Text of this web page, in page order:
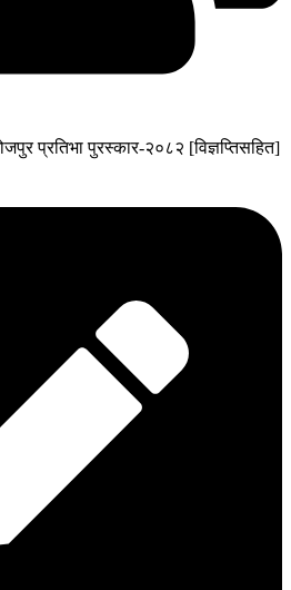
प्रतिभा पुरस्कार-२०८२ [विज्ञप्तिसहित]